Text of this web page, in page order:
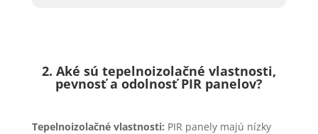
2. Aké sú tepelnoizolačné vlastnosti,
pevnosť a odolnosť PIR panelov?
Tepelnoizolačné vlastnosti: PIR panely majú nízky